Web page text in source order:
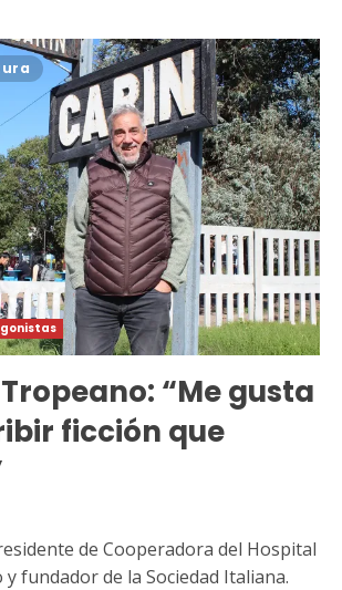
“Me gusta
ficción que
de Cooperadora del Hospital
fundador de la Sociedad Italiana.